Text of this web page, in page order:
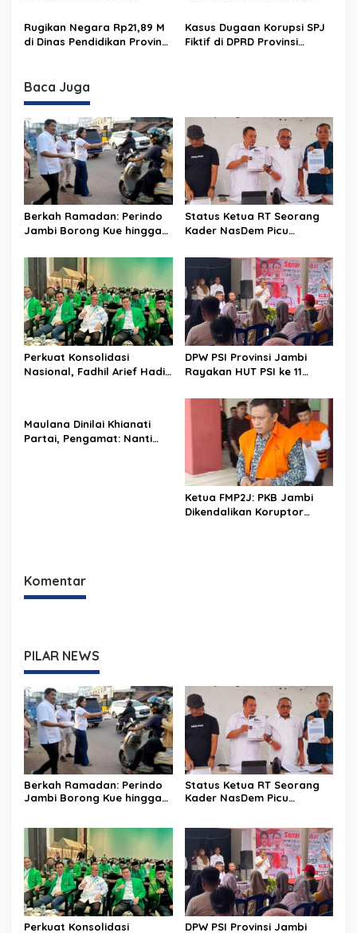
Pemerintah Pusat dan
Daerah
Mencegah Generasi Muda
Dari Pengaruh Buruk
Rugikan Negara Rp21,89 M
di Dinas Pendidikan Provinsi
Kasus Dugaan Korupsi SPJ
Fiktif di DPRD Provinsi
Baca Juga
Berkah Ramadan: Perindo
Jambi Borong Kue hingga
Takjil, Pedagang Sumringah
Status Ketua RT Seorang
Kader NasDem Picu
PAW DPRD Dipertanyakan
Perkuat Konsolidasi
Nasional, Fadhil Arief Hadiri
DPW PSI Provinsi Jambi
Rayakan HUT PSI ke 11
Maulana Dinilai Khianati
Partai, Pengamat: Nanti
Ketua FMP2J: PKB Jambi
Dikendalikan Koruptor
Komentar
PILAR NEWS
Berkah Ramadan: Perindo
Jambi Borong Kue hingga
Status Ketua RT Seorang
Kader NasDem Picu
Perkuat Konsolidasi
DPW PSI Provinsi Jambi